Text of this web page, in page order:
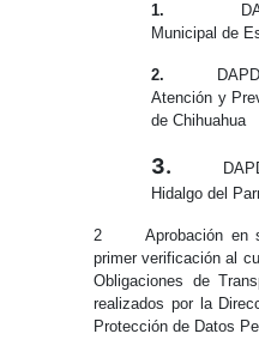
1.
Municipal de
2.
Atención y
de Chihuahua
3.
Hidalgo del
2Aprobación en
primer verificación al
Obligaciones de
realizados por la
Protección de Datos